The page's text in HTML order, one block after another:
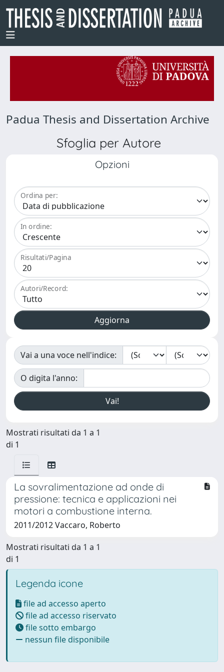
Padua Thesis and Dissertation Archive
Sfoglia per Autore
Opzioni
Ordina per:
In ordine:
Risultati/Pagina
Autori/Record:
Vai a una voce nell'indice:
O digita l'anno:
Mostrati risultati da 1 a 1
di 1
La sovralimentazione ad onde di
pressione: tecnica e applicazioni nei
motori a combustione interna.
2011/2012 Vaccaro, Roberto
Mostrati risultati da 1 a 1
di 1
Legenda icone
file ad accesso aperto
file ad accesso riservato
file sotto embargo
nessun file disponibile